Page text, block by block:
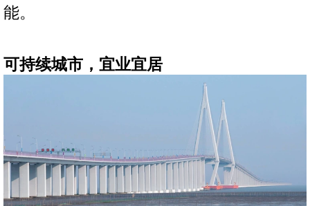
能。
可持续城市，宜业宜居